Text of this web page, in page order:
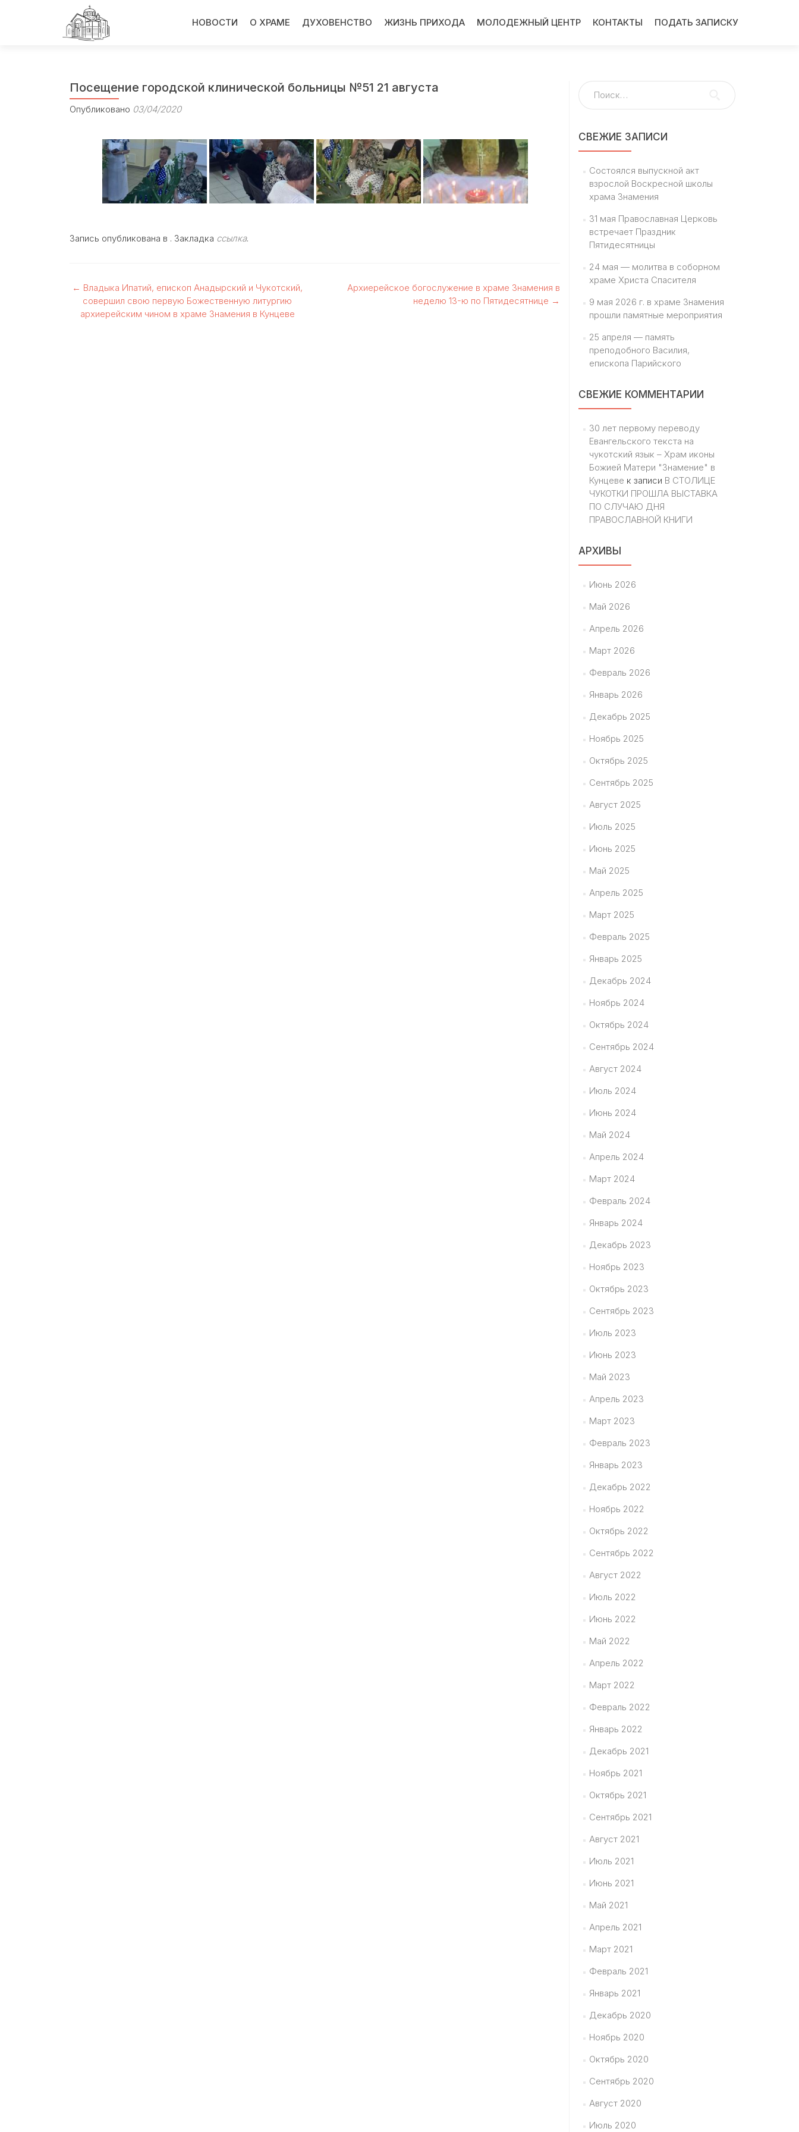
кНОВОСТИ О ХРАМЕ ДУХОВЕНСТВО ЖИЗНЬ ПРИХОДА МОЛОДЕЖНЫЙ ЦЕНТР КОНТАКТЫ ПОДАТЬ ЗАПИСКУ
Посещение городской клинической больницы №51 21 августа
Опубликовано 03/04/2020
Запись опубликована в . Закладка ссылка.
Навигация
по
← Владыка Ипатий, епископ Анадырский и Чукотский,
совершил свою первую Божественную литургию
архиерейским чином в храме Знамения в Кунцеве
Архиерейское богослужение в храме Знамения в
неделю 13-ю по Пятидесятнице →
Найти:
СВЕЖИЕ ЗАПИСИ
Состоялся выпускной акт
взрослой Воскресной школы
храма Знамения
31 мая Православная Церковь
встречает Праздник
Пятидесятницы
24 мая — молитва в соборном
храме Христа Спасителя
9 мая 2026 г. в храме Знамения
прошли памятные мероприятия
25 апреля — память
преподобного Василия,
епископа Парийского
СВЕЖИЕ КОММЕНТАРИИ
30 лет первому переводу
Евангельского текста на
чукотский язык – Храм иконы
Божией Матери "Знамение" в
Кунцеве к записи В СТОЛИЦЕ
ЧУКОТКИ ПРОШЛА ВЫСТАВКА
ПО СЛУЧАЮ ДНЯ
ПРАВОСЛАВНОЙ КНИГИ
АРХИВЫ
Июнь 2026
Май 2026
Апрель 2026
Март 2026
Февраль 2026
Январь 2026
Декабрь 2025
Ноябрь 2025
Октябрь 2025
Сентябрь 2025
Август 2025
Июль 2025
Июнь 2025
Май 2025
Апрель 2025
Март 2025
Февраль 2025
Январь 2025
Декабрь 2024
Ноябрь 2024
Октябрь 2024
Сентябрь 2024
Август 2024
Июль 2024
Июнь 2024
Май 2024
Апрель 2024
Март 2024
Февраль 2024
Январь 2024
Декабрь 2023
Ноябрь 2023
Октябрь 2023
Сентябрь 2023
Июль 2023
Июнь 2023
Май 2023
Апрель 2023
Март 2023
Февраль 2023
Январь 2023
Декабрь 2022
Ноябрь 2022
Октябрь 2022
Сентябрь 2022
Август 2022
Июль 2022
Июнь 2022
Май 2022
Апрель 2022
Март 2022
Февраль 2022
Январь 2022
Декабрь 2021
Ноябрь 2021
Октябрь 2021
Сентябрь 2021
Август 2021
Июль 2021
Июнь 2021
Май 2021
Апрель 2021
Март 2021
Февраль 2021
Январь 2021
Декабрь 2020
Ноябрь 2020
Октябрь 2020
Сентябрь 2020
Август 2020
Июль 2020